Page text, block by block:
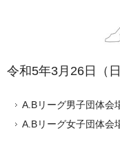
令和5年3月26日（日
A.Bリーグ男子団体会
A.Bリーグ女子団体会